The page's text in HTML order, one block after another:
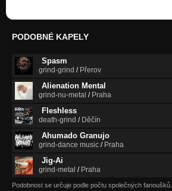
PODOBNÉ KAPELY
Spasm
grind-grind / Přerov
Alienation Mental
grind-nu-metal / Praha
Fleshless
death-grind / Děčín
Ahumado Granujo
grind-dance music / Praha
Jig-Ai
grind-metal / Praha
Podobnost se určuje podle počtu společných fanoušků.